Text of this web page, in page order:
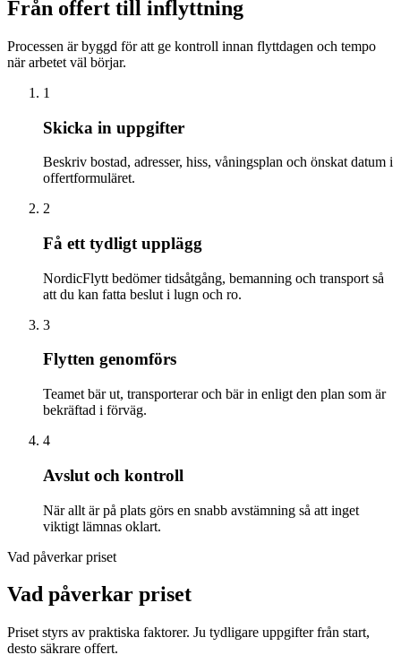
Från offert till inflyttning
Processen är byggd för att ge kontroll innan flyttdagen och tempo
när arbetet väl börjar.
1
Skicka in uppgifter
Beskriv bostad, adresser, hiss, våningsplan och önskat datum i
offertformuläret.
2
Få ett tydligt upplägg
NordicFlytt bedömer tidsåtgång, bemanning och transport så
att du kan fatta beslut i lugn och ro.
3
Flytten genomförs
Teamet bär ut, transporterar och bär in enligt den plan som är
bekräftad i förväg.
4
Avslut och kontroll
När allt är på plats görs en snabb avstämning så att inget
viktigt lämnas oklart.
Vad påverkar priset
Vad påverkar priset
Priset styrs av praktiska faktorer. Ju tydligare uppgifter från start,
desto säkrare offert.